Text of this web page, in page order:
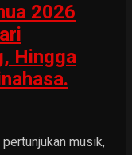
2026
Hingga
musik,